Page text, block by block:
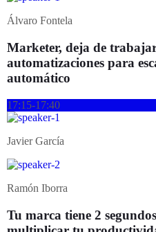
Álvaro Fontela
Marketer, deja de
automatizaciones para
automático
17:15-17:40
Javier García
Ramón Iborra
Tu marca tiene 2